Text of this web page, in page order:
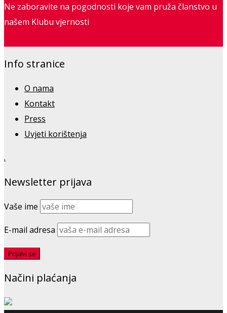
Ne zaboravite na pogodnosti koje vam pruža članstvo u
našem Klubu vjernosti
Info stranice
O nama
Kontakt
Press
Uvjeti korištenja
.
Newsletter prijava
Vaše ime
E-mail adresa
Načini plaćanja